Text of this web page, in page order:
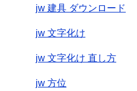
jw 建具 ダウンロード
jw 文字化け
jw 文字化け 直し方
jw 方位